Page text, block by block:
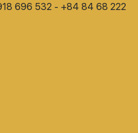
696 532 - +84 84 68 222